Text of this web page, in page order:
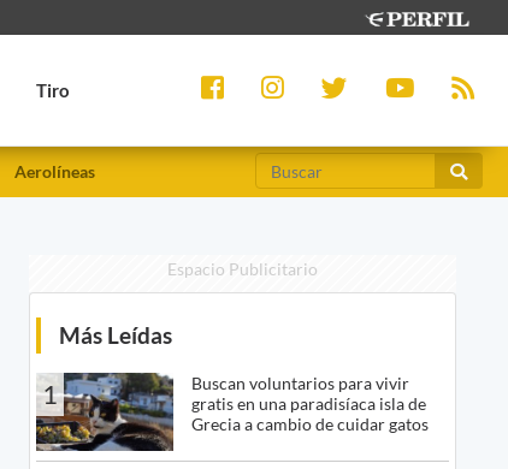
Tiro
Aerolíneas
Espacio Publicitario
Más Leídas
1
Buscan voluntarios para vivir
gratis en una paradisíaca isla de
Grecia a cambio de cuidar gatos